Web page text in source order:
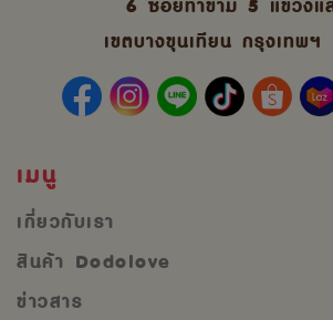
6 ซอยท่าข้าม 5 แขวงแ
เขตบางขุนเทียน กรุงเทพ
เมนู
เกี่ยวกับเรา
สินค้า Dodolove
ข่าวสาร